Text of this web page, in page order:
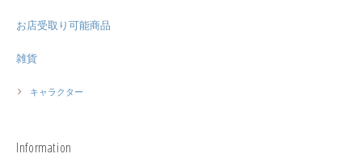
お店受取り可能商品
雑貨
キャラクター
Information